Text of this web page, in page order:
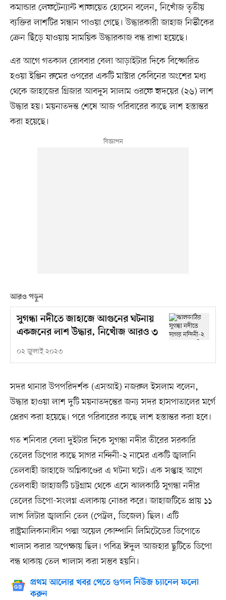
কমান্ডার লেফটেন্যান্ট শাফায়েত হোসেন বলেন, নিখোঁজ তৃতীয়
ব্যক্তির লাশটির সন্ধান পাওয়া গেছে। উদ্ধারকারী জাহাজ নির্ভীকের
ক্রেন ছিঁড়ে যাওয়ায় সাময়িক উদ্ধারকাজ বন্ধ রাখা হয়েছে।
এর আগে গতকাল রোববার বেলা আড়াইটার দিকে বিস্ফোরিত
হওয়া ইঞ্জিন রুমের ওপরের একটি মাস্টার কেবিনের অংশের মধ্য
থেকে জাহাজের গ্রিজার আবদুস সালাম ওরফে হৃদয়ের (২৬) লাশ
উদ্ধার হয়। ময়নাতদন্ত শেষে আজ পরিবারের কাছে লাশ হস্তান্তর
করা হয়েছে।
আরও পড়ুন
সুগন্ধা নদীতে জাহাজে আগুনের ঘটনায়
একজনের লাশ উদ্ধার, নিখোঁজ আরও ৩
০২ জুলাই ২০২৩
সদর থানার উপপরিদর্শক (এসআই) নজরুল ইসলাম বলেন,
উদ্ধার হাওয়া লাশ দুটি ময়নাতদন্তের জন্য সদর হাসপাতালের মর্গে
প্রেরণ করা হয়েছে। পরে পরিবারের কাছে লাশ হস্তান্তর করা হবে।
গত শনিবার বেলা দুইটার দিকে সুগন্ধা নদীর তীরের সরকারি
তেলের ডিপোর কাছে সাগর নন্দিনী-২ নামের একটি জ্বালানি
তেলবাহী জাহাজে অগ্নিকাণ্ডের এ ঘটনা ঘটে। এক সপ্তাহ আগে
তেলবাহী জাহাজটি চট্টগ্রাম থেকে এসে ঝালকাঠি সুগন্ধা নদীর
তেলের ডিপো-সংলগ্ন এলাকায় নোঙর করে। জাহাজটিতে প্রায় ১১
লাখ লিটার জ্বালানি তেল (পেট্রল, ডিজেল) ছিল। এটি
রাষ্ট্রমালিকানাধীন পদ্মা অয়েল কোম্পানি লিমিটেডের ডিপোতে
খালাস করার অপেক্ষায় ছিল। পবিত্র ঈদুল আজহার ছুটিতে ডিপো
বন্ধ থাকায় তেল খালাস করা সম্ভব হয়নি।
প্রথম আলোর খবর পেতে গুগল নিউজ চ্যানেল ফলো
করুন